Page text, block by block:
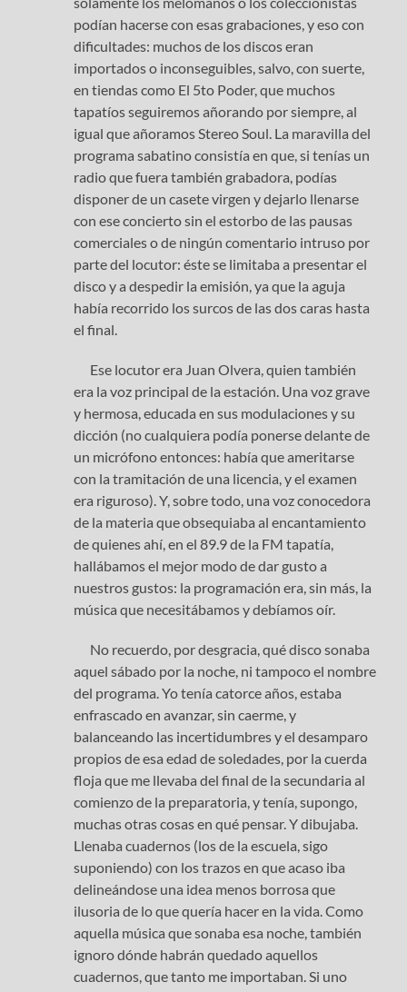
podían hacerse con esas grabaciones, y eso con
dificultades: muchos de los discos eran
importados o inconseguibles, salvo, con suerte,
en tiendas como El 5to Poder, que muchos
tapatíos seguiremos añorando por siempre, al
igual que añoramos Stereo Soul. La maravilla del
programa sabatino consistía en que, si tenías un
radio que fuera también grabadora, podías
disponer de un casete virgen y dejarlo llenarse
con ese concierto sin el estorbo de las pausas
comerciales o de ningún comentario intruso por
parte del locutor: éste se limitaba a presentar el
disco y a despedir la emisión, ya que la aguja
había recorrido los surcos de las dos caras hasta
el final.
Ese locutor era Juan Olvera, quien también
era la voz principal de la estación. Una voz grave
y hermosa, educada en sus modulaciones y su
dicción (no cualquiera podía ponerse delante de
un micrófono entonces: había que ameritarse
con la tramitación de una licencia, y el examen
era riguroso). Y, sobre todo, una voz conocedora
de la materia que obsequiaba al encantamiento
de quienes ahí, en el 89.9 de la FM tapatía,
hallábamos el mejor modo de dar gusto a
nuestros gustos: la programación era, sin más, la
música que necesitábamos y debíamos oír.
No recuerdo, por desgracia, qué disco sonaba
aquel sábado por la noche, ni tampoco el nombre
del programa. Yo tenía catorce años, estaba
enfrascado en avanzar, sin caerme, y
balanceando las incertidumbres y el desamparo
propios de esa edad de soledades, por la cuerda
floja que me llevaba del final de la secundaria al
comienzo de la preparatoria, y tenía, supongo,
muchas otras cosas en qué pensar. Y dibujaba.
Llenaba cuadernos (los de la escuela, sigo
suponiendo) con los trazos en que acaso iba
delineándose una idea menos borrosa que
ilusoria de lo que quería hacer en la vida. Como
aquella música que sonaba esa noche, también
ignoro dónde habrán quedado aquellos
cuadernos, que tanto me importaban. Si uno